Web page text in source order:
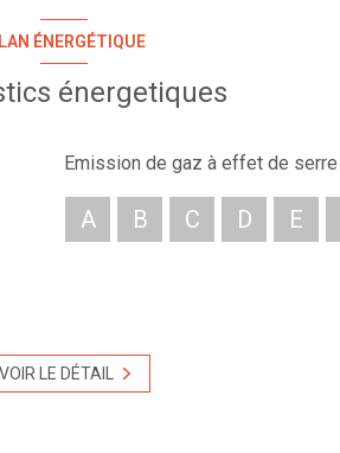
ÉNERGÉTIQUE
énergetiques
Emission de gaz à effet de serre
A B C D E
VOIR LE DÉTAIL